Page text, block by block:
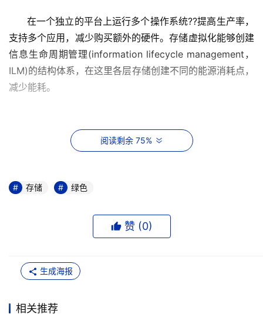
在一个独立的平台上运行多个操作系统??提高生产率，
支持多个应用，减少购买额外的硬件。存储虚拟化能够创建
信息生命周期管理(information lifecycle management，
ILM)的结构体系，在这里各层存储创建不同的能源消耗点，
减少能耗。
实现虚拟化还能够使企业有效地控制成本。加利福尼亚
州、亚利桑那州、纽约和佛蒙特州针对实现虚拟化和服务器
计划，其它各州也将效仿这些做法。一旦将设备集中起来，
采用基于数据管理的策略和分层存储的策略等方法可以将数
据从更高的能源利用设备上迁移到SATA、磁带或光盘等低
能耗设备上，促进最大化节能。
人Mike Koclanes说，结合分层存储的解决方案使企业既能
着对法律、法规、制度等遵守情况的求证需要（即对保存的
阅读剩余 75%
存储 绿色
赞 (0)
生成海报
相关推荐